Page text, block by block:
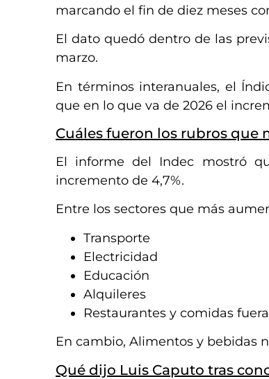
marcando el fin de diez meses
El dato quedó dentro de las
marzo.
En términos interanuales, el
que en lo que va de 2026 el
Cuáles fueron los rubros que
El informe del Indec mostró
incremento de 4,7%.
Entre los sectores que más
Transporte
Electricidad
Educación
Alquileres
Restaurantes y comidas
En cambio, Alimentos y bebidas
Qué dijo Luis Caputo tras